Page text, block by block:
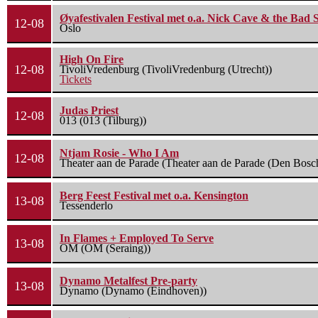
12-08
Øyafestivalen Festival met o.a. Nick Cave & the Bad
Oslo
12-08
High On Fire
TivoliVredenburg (TivoliVredenburg (Utrecht))
Tickets
12-08
Judas Priest
013 (013 (Tilburg))
12-08
Ntjam Rosie - Who I Am
Theater aan de Parade (Theater aan de Parade (Den
13-08
Berg Feest Festival met o.a. Kensington
Tessenderlo
13-08
In Flames + Employed To Serve
OM (OM (Seraing))
13-08
Dynamo Metalfest Pre-party
Dynamo (Dynamo (Eindhoven))